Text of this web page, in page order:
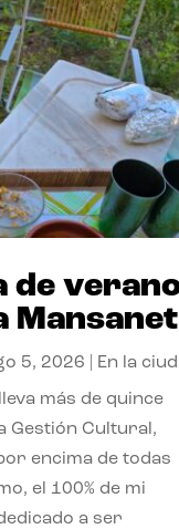
de
Mansanet
5, 2026 En la
más de quince
Gestión Cultural,
encima de todas
el 100% de mi
a ser